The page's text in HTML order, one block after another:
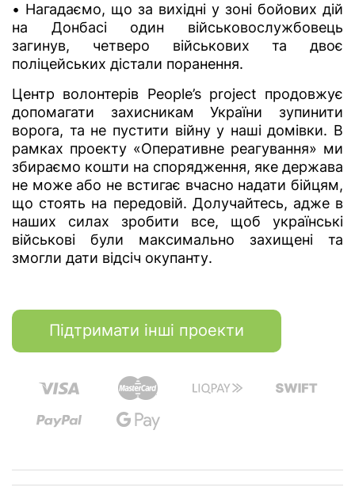
• Нагадаємо, що за вихідні у зоні бойових дій
на Донбасі один військовослужбовець
загинув, четверо військових та двоє
поліцейських дістали поранення.
Центр волонтерів People’s project продовжує
допомагати захисникам України зупинити
ворога, та не пустити війну у наші домівки. В
рамках проекту «Оперативне реагування» ми
збираємо кошти на спорядження, яке держава
не може або не встигає вчасно надати бійцям,
що стоять на передовій. Долучайтесь, адже в
наших силах зробити все, щоб українські
військові були максимально захищені та
змогли дати відсіч окупанту.
Підтримати інші проекти